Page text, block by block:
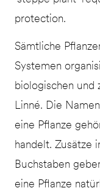
protection.
Sämtliche
Systemen
biologischen und
Linné. Die
eine Pflanze
handelt. Zusätze
Buchstaben
eine Pflanze